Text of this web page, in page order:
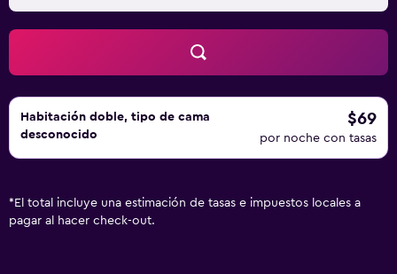
Habitación doble, tipo de cama
desconocido
$69
por noche con tasas
* El total incluye una estimación de tasas e impuestos locales a
pagar al hacer check-out.